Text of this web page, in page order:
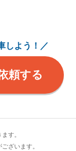
しよう！／
頼する
す。
ざいます。